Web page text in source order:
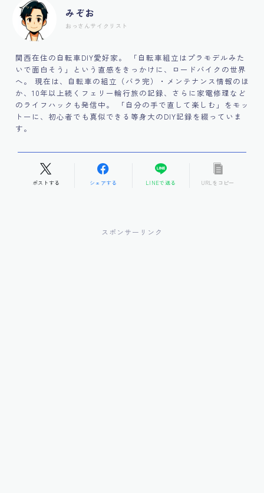
みぞお
おっさんサイクリスト
関西在住の自転車DIY愛好家。 「自転車組立はプラモデルみた
いで面白そう」という直感をきっかけに、ロードバイクの世界
へ。 現在は、自転車の組立（バラ完）・メンテナンス情報のほ
か、10年以上続くフェリー輪行旅の記録、さらに家電修理など
のライフハックも発信中。 「自分の手で直して楽しむ」をモッ
トーに、初心者でも真似できる等身大のDIY記録を綴っていま
す。
ポストする シェアする LINEで送る URLをコピー
スポンサーリンク